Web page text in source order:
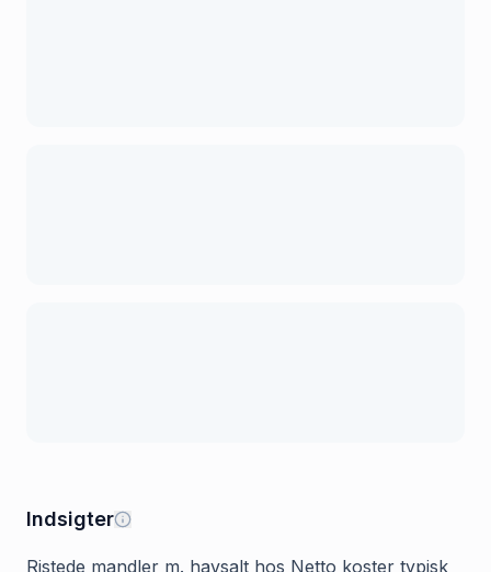
Indsigter
Ristede mandler m. havsalt hos Netto koster typisk